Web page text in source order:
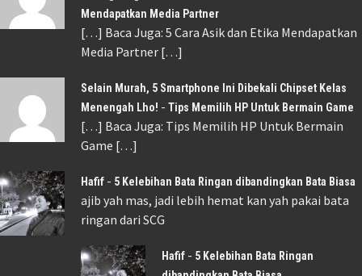
Mendapatkan Media Partner
[…] Baca Juga: 5 Cara Asik dan Etika Mendapatkan
Media Partner […]
Selain Murah, 5 Smartphone Ini Dibekali Chipset Kelas
Menengah Lho! - Tips Memilih HP Untuk Bermain Game
[…] Baca Juga: Tips Memilih HP Untuk Bermain
Game […]
Hafif - 5 Kelebihan Bata Ringan dibandingkan Bata Biasa
ajib yah mas, jadi lebih hemat kan yah pakai bata
ringan dari SCG
Hafif - 5 Kelebihan Bata Ringan